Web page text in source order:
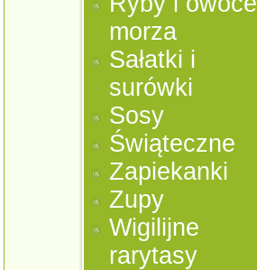
morza
Sałatki i
surówki
Sosy
Świąteczne
Zapiekanki
Zupy
Wigilijne
rarytasy